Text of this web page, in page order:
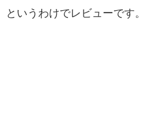
というわけでレビューです。